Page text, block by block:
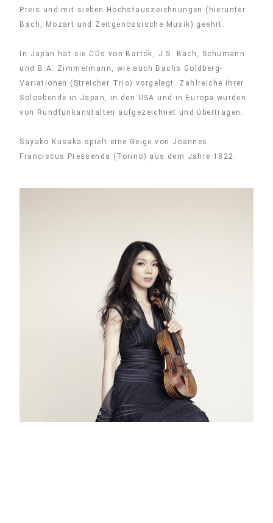
Preis und mit sieben Höchstauszeichnungen (hierunter
Bach, Mozart und Zeitgenössische Musik) geehrt.
In Japan hat sie CDs von Bartók, J.S. Bach, Schumann
und B.A. Zimmermann, wie auch Bachs Goldberg-
Variationen (Streicher Trio) vorgelegt. Zahlreiche ihrer
Soloabende in Japan, in den USA und in Europa wurden
von Rundfunkanstalten aufgezeichnet und übertragen.
Sayako Kusaka spielt eine Geige von Joannes
Franciscus Pressenda (Torino) aus dem Jahre 1822.